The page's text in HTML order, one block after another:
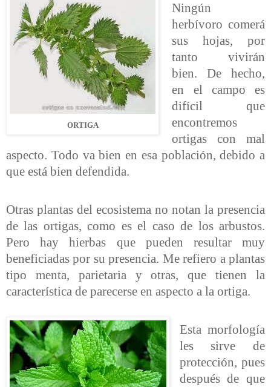
ORTIGA
Ningún
herbívoro comerá
sus hojas, por
tanto vivirán
bien. De hecho,
en el campo es
difícil que
encontremos
ortigas con mal
aspecto. Todo va bien en esa población, debido a
que está bien defendida.
Otras plantas del ecosistema no notan la presencia
de las ortigas, como es el caso de los arbustos.
Pero hay hierbas que pueden resultar muy
beneficiadas por su presencia. Me refiero a plantas
tipo menta, parietaria y otras, que tienen la
característica de parecerse en aspecto a la ortiga.
Esta morfología
les sirve de
protección, pues
después de que